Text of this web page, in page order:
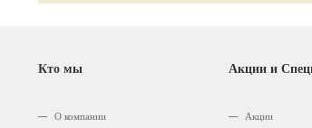
Кто мы
О компании
Акции и
Акции